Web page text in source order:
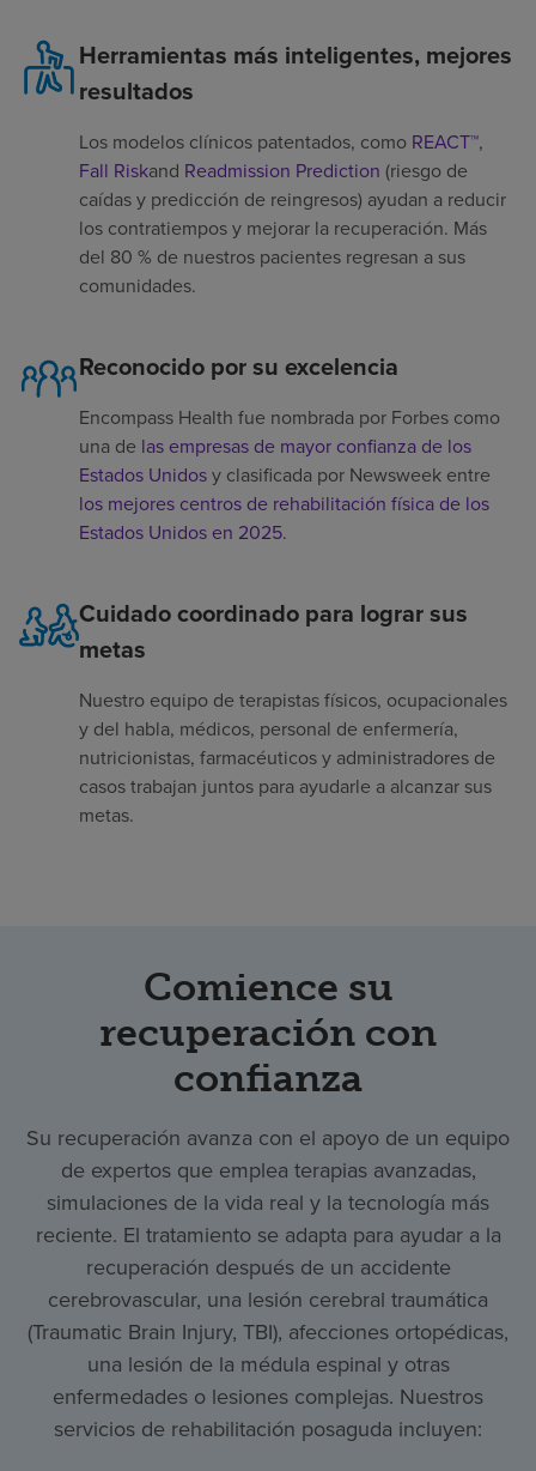
Herramientas más inteligentes, mejores
resultados
Los modelos clínicos patentados, como REACT™,
Fall Riskand Readmission Prediction (riesgo de
caídas y predicción de reingresos) ayudan a reducir
los contratiempos y mejorar la recuperación. Más
del 80 % de nuestros pacientes regresan a sus
comunidades.
Reconocido por su excelencia
Encompass Health fue nombrada por Forbes como
una de las empresas de mayor confianza de los
Estados Unidosy clasificada por Newsweek entre
los mejores centros de rehabilitación física de los
Estados Unidos en 2025.
Cuidado coordinado para lograr sus
metas
Nuestro equipo de terapistas físicos, ocupacionales
y del habla, médicos, personal de enfermería,
nutricionistas, farmacéuticos y administradores de
casos trabajan juntos para ayudarle a alcanzar sus
metas.
Comience su
recuperación con
confianza
Su recuperación avanza con el apoyo de un equipo
de expertos que emplea terapias avanzadas,
simulaciones de la vida real y la tecnología más
reciente. El tratamiento se adapta para ayudar a la
recuperación después de un accidente
cerebrovascular, una lesión cerebral traumática
(Traumatic Brain Injury, TBI), afecciones ortopédicas,
una lesión de la médula espinal y otras
enfermedades o lesiones complejas. Nuestros
servicios de rehabilitación posaguda incluyen: